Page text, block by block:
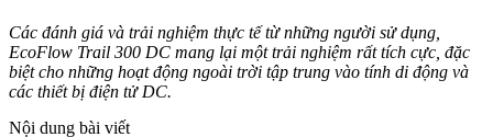
Các đánh giá và trải nghiệm thực tế từ những người sử dụng,
EcoFlow Trail 300 DC mang lại một trải nghiệm rất tích cực, đặc
biệt cho những hoạt động ngoài trời tập trung vào tính di động và
các thiết bị điện tử DC.
Nội dung bài viết